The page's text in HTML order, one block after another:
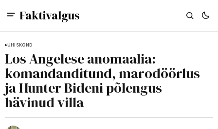
Faktivalgus
ÜHISKOND
Los Angelese anomaalia:
komandanditund, marodöörlus
ja Hunter Bideni põlengus
hävinud villa